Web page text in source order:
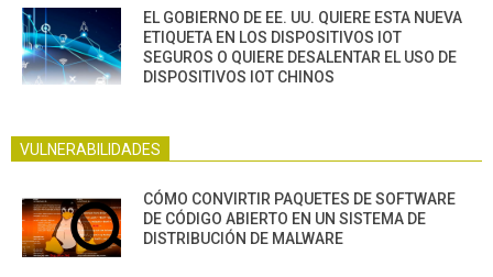
EL GOBIERNO DE EE. UU. QUIERE ESTA NUEVA
ETIQUETA EN LOS DISPOSITIVOS IOT
SEGUROS O QUIERE DESALENTAR EL USO DE
DISPOSITIVOS IOT CHINOS
VULNERABILIDADES
CÓMO CONVIRTIR PAQUETES DE SOFTWARE
DE CÓDIGO ABIERTO EN UN SISTEMA DE
DISTRIBUCIÓN DE MALWARE